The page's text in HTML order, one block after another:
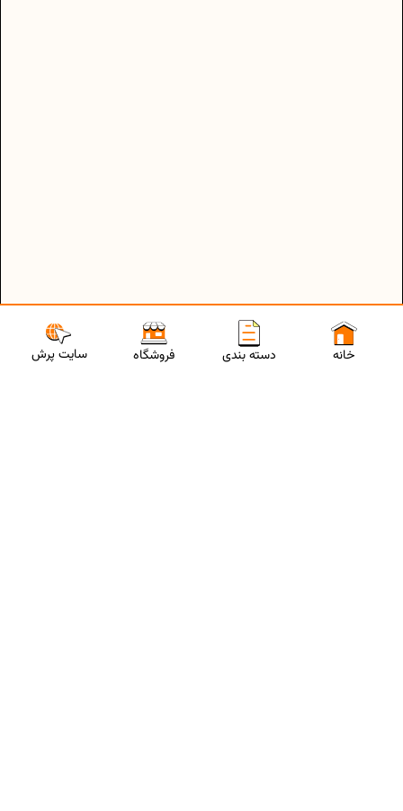
سایت پرش فروشگاه دسته بندی خانه